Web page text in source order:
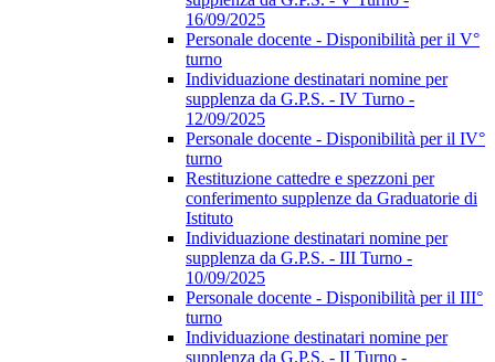
16/09/2025
Personale docente - Disponibilità per il V°
turno
Individuazione destinatari nomine per
supplenza da G.P.S. - IV Turno -
12/09/2025
Personale docente - Disponibilità per il IV°
turno
Restituzione cattedre e spezzoni per
conferimento supplenze da Graduatorie di
Istituto
Individuazione destinatari nomine per
supplenza da G.P.S. - III Turno -
10/09/2025
Personale docente - Disponibilità per il III°
turno
Individuazione destinatari nomine per
supplenza da G.P.S. - II Turno -